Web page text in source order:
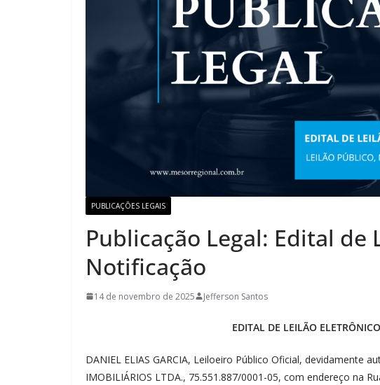
PUBLICAÇÕES LEGAIS
Publicação Legal: Edital de
Notificação
14 de novembro de 2025 Jefferson Santos
EDITAL DE LEILÃO
DANIEL ELIAS GARCIA, Leiloeiro Público Oficial, devidamente
IMOBILIÁRIOS LTDA., 75.551.887/0001-05, com endereço na